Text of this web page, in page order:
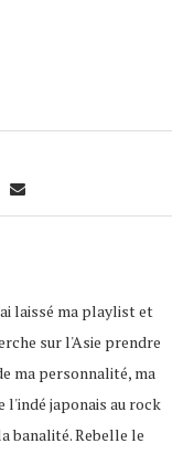
laissé ma playlist et
sur l'Asie prendre
ma personnalité, ma
japonais au rock
banalité. Rebelle le